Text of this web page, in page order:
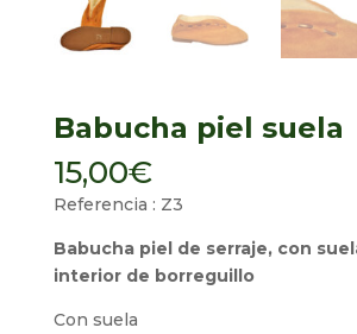
Babucha piel suela
15,00€
Referencia : Z3
Babucha piel de serraje, con
interior de borreguillo
Con suela